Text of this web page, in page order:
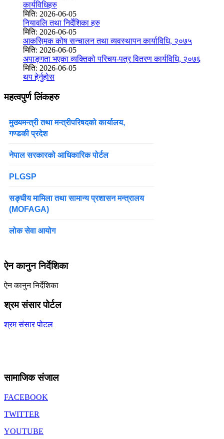
कार्यविधिहरु
मिति: 2026-06-05
नियावलि तथा निर्देशिका हरु
मिति: 2026-06-05
आकसि्मक कोष सन्चालन तथा व्यवस्थापन कार्याविधि, २०७५
मिति: 2026-06-05
अपाङ्गता भएका व्यक्तिको परिचय-पत्र वितरण कार्यविधि, २०७६
मिति: 2026-06-05
थप हेर्नुहोस
महत्वपुर्ण लिंकहरु
मुख्यमन्त्री तथा मन्त्रीपरिषदको कार्यालय,
गण्डकी प्रदेश
नेपाल सरकारको आधिकारिक पोर्टल
PLGSP
सङ्घीय मामिला तथा सामान्य प्रशासन मन्त्रालय
(MOFAGA)
लोक सेवा आयोग
ऐन कानुन निर्देशिका
ऐन कानुन निर्देशिका
श्रम संसार पोर्टल
श्रम संसार पोटल
सामाजिक संजाल
FACEBOOK
TWITTER
YOUTUBE